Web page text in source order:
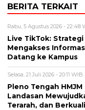
BERITA TERKAIT
Rabu, 5 Agustus 2026 - 22:48
Live TikTok:
Mengakses
Datang ke Kampus
Selasa, 21 Juli 2026 - 20:11 WIB
Pleno Tengah
Landasan
Terarah, dan